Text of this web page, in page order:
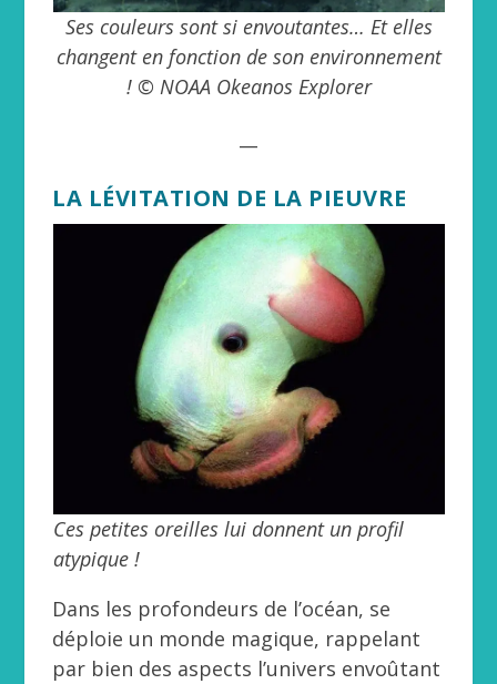
Ses couleurs sont si envoutantes… Et elles
changent en fonction de son environnement
! © NOAA Okeanos Explorer
LA LÉVITATION DE LA PIEUVRE
Ces petites oreilles lui donnent un profil
atypique !
Dans les profondeurs de l’océan, se
déploie un monde magique, rappelant
par bien des aspects l’univers envoûtant